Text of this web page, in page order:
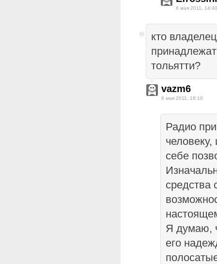
6 мая 2011, 14:40
кто
тольятти?
vazm6
6 мая 2011, 18:10
Радио
себе
средства
Я думаю,
его